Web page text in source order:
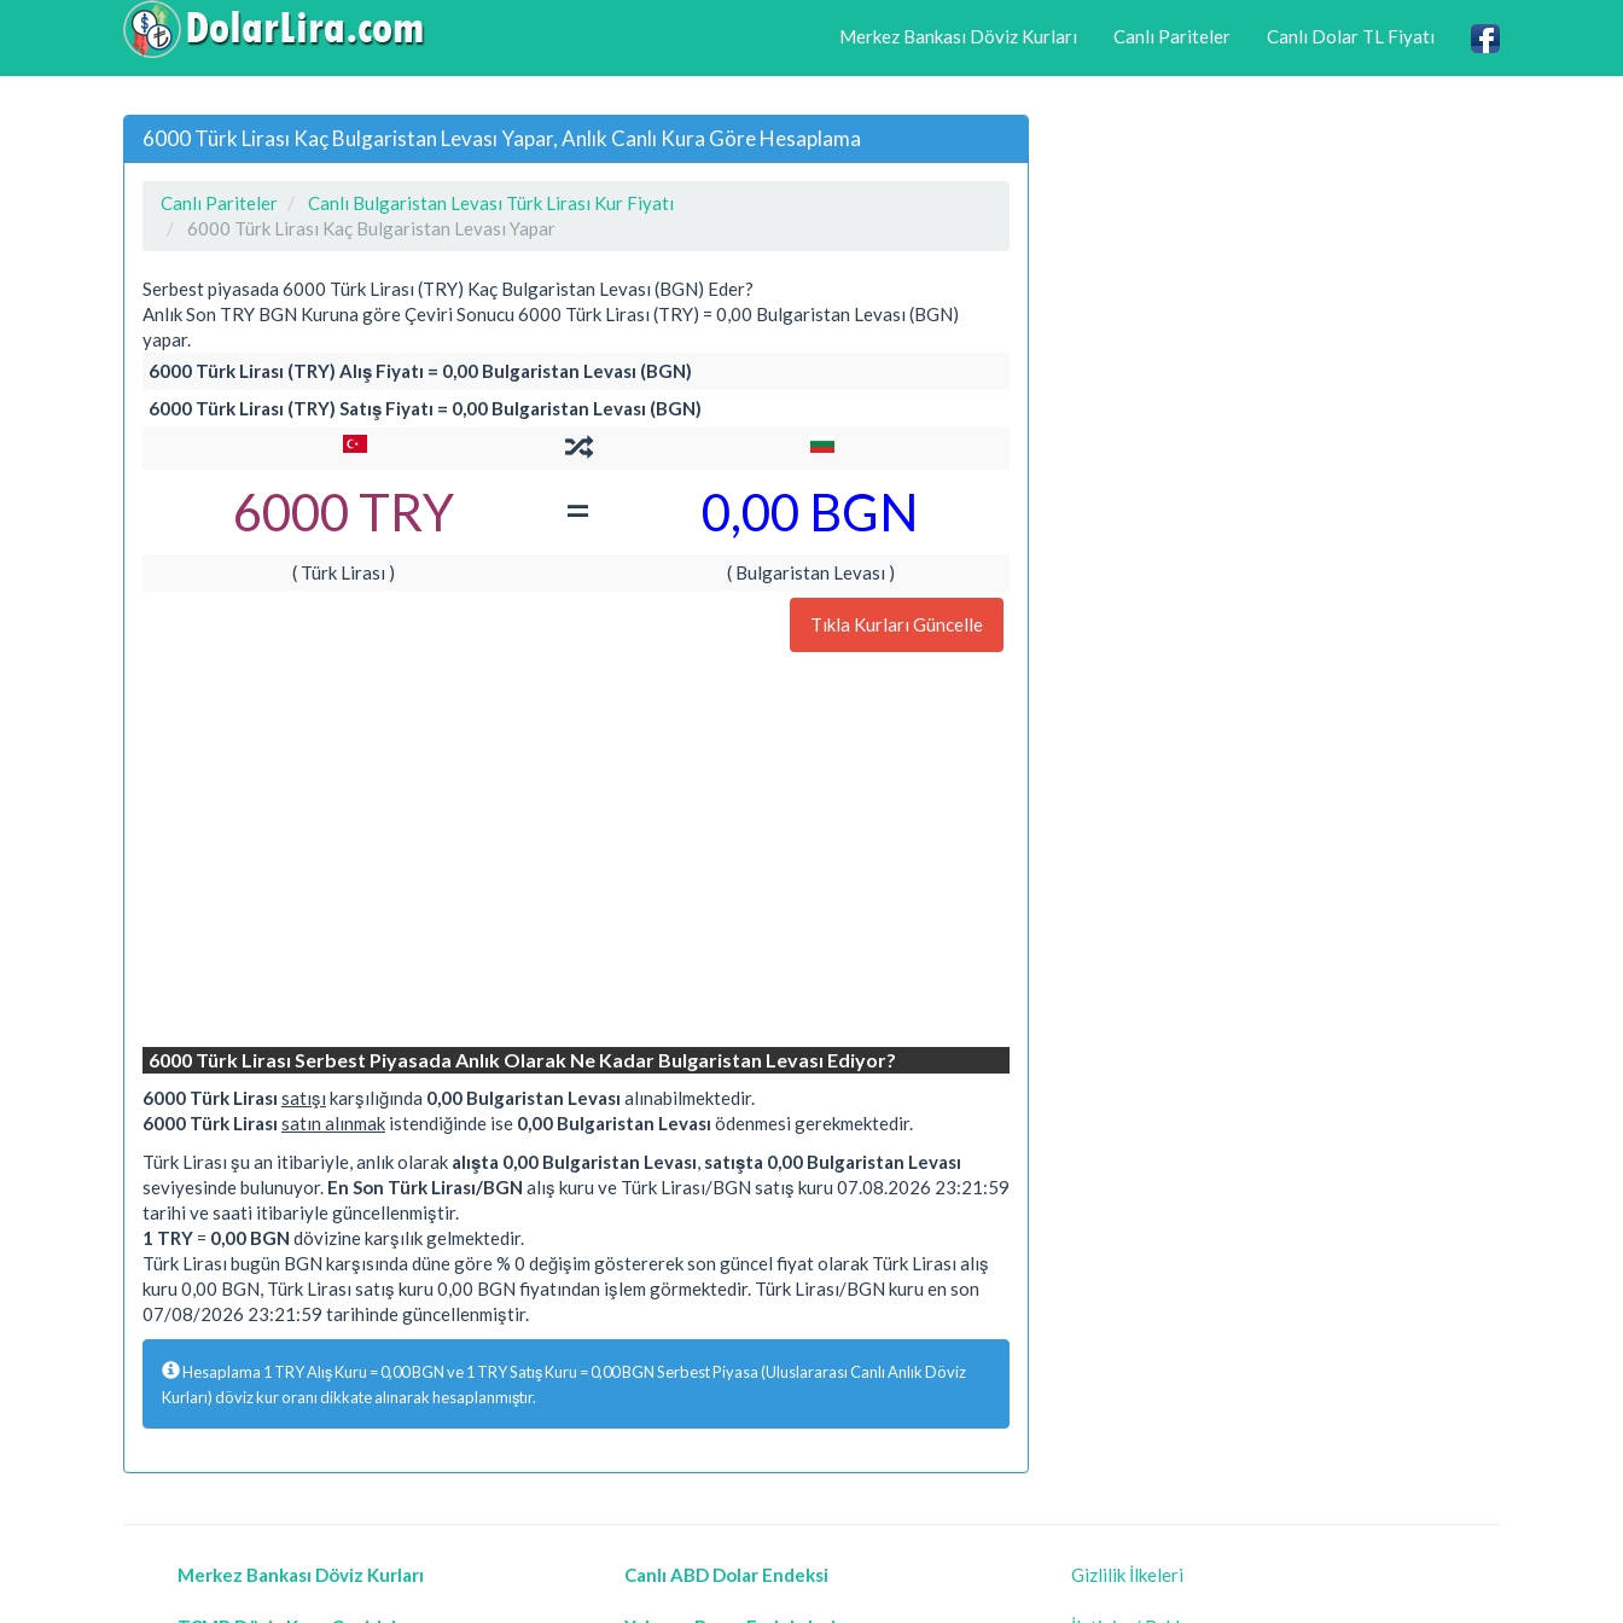
Merkez Bankası Döviz Kurları Canlı Pariteler Canlı Dolar TL Fiyatı
6000 Türk Lirası Kaç Bulgaristan Levası Yapar, Anlık Canlı Kura Göre Hesaplama
Canlı Pariteler
Canlı Bulgaristan Levası Türk Lirası Kur Fiyatı
6000 Türk Lirası Kaç Bulgaristan Levası Yapar
Serbest piyasada 6000 Türk Lirası (TRY) Kaç Bulgaristan Levası (BGN) Eder?
Anlık Son TRY BGN Kuruna göre Çeviri Sonucu 6000 Türk Lirası (TRY) = 0,00 Bulgaristan Levası (BGN)
yapar.
6000 Türk Lirası (TRY) Alış Fiyatı = 0,00 Bulgaristan Levası (BGN)
6000 Türk Lirası (TRY) Satış Fiyatı = 0,00 Bulgaristan Levası (BGN)
6000 TRY = 0,00 BGN
( Türk Lirası ) ( Bulgaristan Levası )
Tıkla Kurları Güncelle
6000 Türk Lirası Serbest Piyasada Anlık Olarak Ne Kadar Bulgaristan Levası Ediyor?
6000 Türk Lirası satışı karşılığında 0,00 Bulgaristan Levası alınabilmektedir.
6000 Türk Lirası satın alınmak istendiğinde ise 0,00 Bulgaristan Levası ödenmesi gerekmektedir.
Türk Lirası şu an itibariyle, anlık olarak alışta 0,00 Bulgaristan Levası satışta 0,00 Bulgaristan Levası
seviyesinde bulunuyor. En Son Türk Lirası/BGN alış kuru ve Türk Lirası/BGN satış kuru 07.08.2026 23:21:59
tarihi ve saati itibariyle güncellenmiştir.
1 TRY = 0,00 BGN dövizine karşılık gelmektedir.
Türk Lirası bugün BGN karşısında düne göre % 0 değişim göstererek son güncel fiyat olarak Türk Lirası alış
kuru 0,00 BGN, Türk Lirası satış kuru 0,00 BGN fiyatından işlem görmektedir. Türk Lirası/BGN kuru en son
07/08/2026 23:21:59 tarihinde güncellenmiştir.
Hesaplama 1 TRY Alış Kuru = 0,00 BGN ve 1 TRY Satış Kuru = 0,00 BGN Serbest Piyasa (Uluslararası Canlı Anlık Döviz
Kurları) döviz kur oranı dikkate alınarak hesaplanmıştır.
Merkez Bankası Döviz Kurları Canlı ABD Dolar Endeksi Gizlilik İlkeleri